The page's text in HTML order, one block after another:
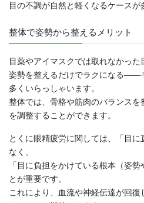
目の不調が自然と軽くなるケースが
整体で姿勢から整えるメリット
目薬やアイマスクでは取れなかった
姿勢を整えるだけでラクになる――
多くいらっしゃいます。
整体では、骨格や筋肉のバランス
を調整することができます。
とくに眼精疲労に関しては、「目
なく、
「目に負担をかけている根本（姿
とが重要です。
これにより、血流や神経伝達が回